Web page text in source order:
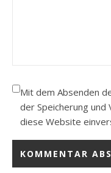
Mit dem Absenden
der Speicherung
diese Website